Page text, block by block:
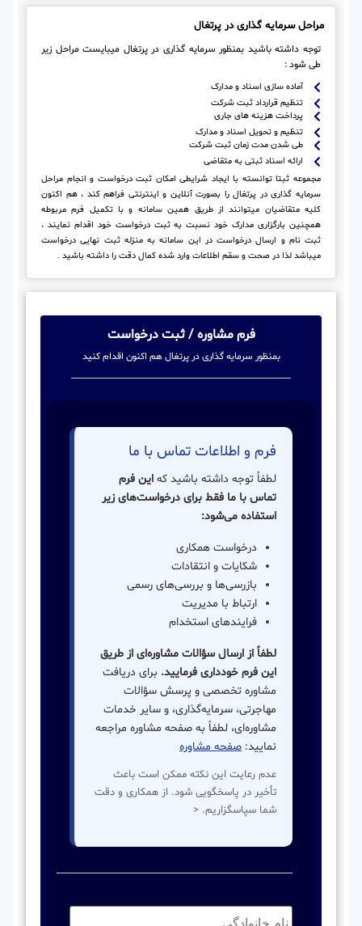
مراحل سرمایه گذاری در پرتغال
توجه داشته باشید بمنظور سرمایه گذاری در پرتغال میبایست مراحل زیر
طی شود :
آماده سازی اسناد و مدارک
تنظیم قرارداد ثبت شرکت
پرداخت هزینه های جاری
تنظیم و تحویل اسناد و مدارک
طی شدن مدت زمان ثبت شرکت
ارائه اسناد ثبتی به متقاضی
مجموعه ثبتا توانسته با ایجاد شرایطی امکان ثبت درخواست و انجام مراحل
سرمایه گذاری در پرتغال را بصورت آنلاین و اینترنتی فراهم کند ، هم اکنون
کلیه متقاضیان میتوانند از طریق همین سامانه و با تکمیل فرم مربوطه
همچنین بارگزاری مدارک خود نسبت به ثبت درخواست خود اقدام نمایند ،
ثبت نام و ارسال درخواست در این سامانه به منزله ثبت نهایی درخواست
میباشد لذا در صحت و سقم اطلاعات وارد شده کمال دقت را داشته باشید .
فرم مشاوره / ثبت درخواست
بمنظور سرمایه گذاری در پرتغال هم اکنون اقدام کنید
فرم و اطلاعات تماس با ما
لطفاً توجه داشته باشید که این فرم
تماس با ما فقط برای درخواست‌های زیر
استفاده می‌شود:
درخواست همکاری
شکایات و انتقادات
بازرسی‌ها و بررسی‌های رسمی
ارتباط با مدیریت
فرایندهای استخدام
لطفاً از ارسال سؤالات مشاوره‌ای از طریق
این فرم خودداری فرمایید. برای دریافت
مشاوره تخصصی و پرسش سؤالات
مهاجرتی، سرمایه‌گذاری، و سایر خدمات
مشاوره‌ای، لطفاً به صفحه مشاوره مراجعه
نمایید: صفحه مشاوره
عدم رعایت این نکته ممکن است باعث
تأخیر در پاسخگویی شود. از همکاری و دقت
شما سپاسگزاریم. <
نام
خانوادگی: *